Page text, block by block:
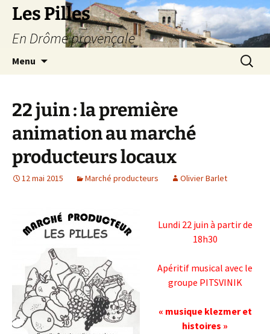
Les Pilles
En Drôme provençale
Menu
22 juin : la première
animation au marché
producteurs locaux
12 mai 2015 Marché producteurs Olivier Barlet
Lundi 22 juin à partir de
18h30
Apéritif musical avec le
groupe PITSVINIK
« musique klezmer et
histoires »